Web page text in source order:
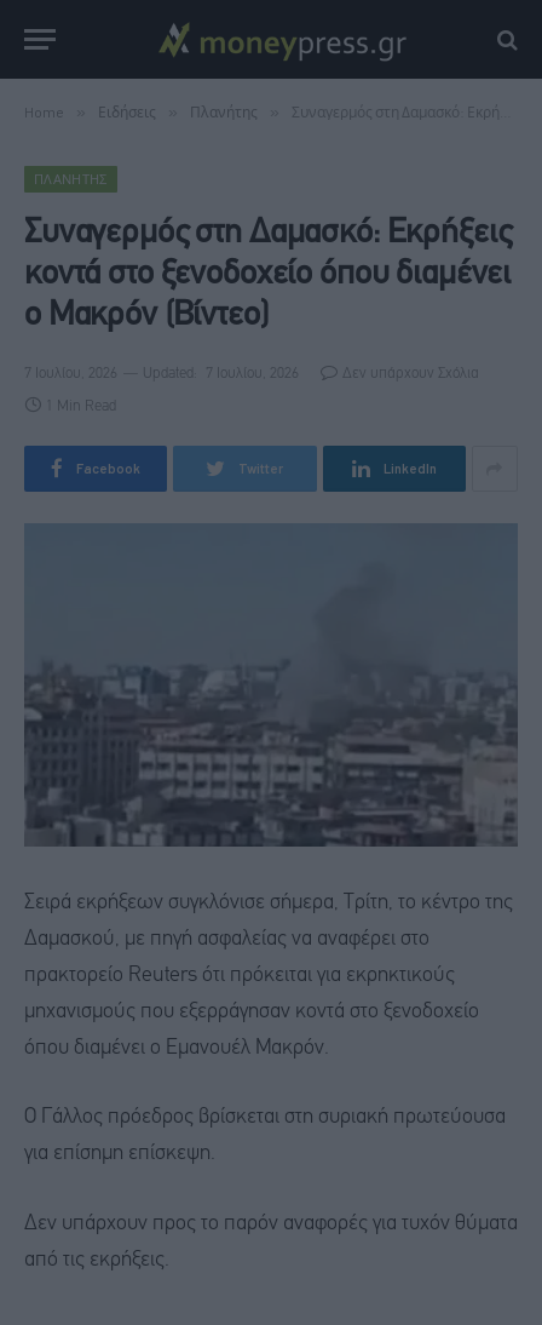
Home Ειδήσεις Πλανήτης Συναγερμός στη Δαμασκό: Εκρήξεις κοντά στο ξενοδοχείο όπου διαμένει ο Μακρόν (Βίντεο)
ΠΛΑΝΉΤΗΣ
Συναγερμός στη Δαμασκό: Εκρήξεις
κοντά στο ξενοδοχείο όπου διαμένει
ο Μακρόν (Βίντεο)
7 Ιουλίου, 2026 Updated: 7 Ιουλίου, 2026 Δεν υπάρχουν Σχόλια
1 Min Read
Facebook Twitter LinkedIn
Σειρά εκρήξεων συγκλόνισε σήμερα, Τρίτη, το κέντρο της
Δαμασκού, με πηγή ασφαλείας να αναφέρει στο
πρακτορείο Reuters ότι πρόκειται για εκρηκτικούς
μηχανισμούς που εξερράγησαν κοντά στο ξενοδοχείο
όπου διαμένει ο Εμανουέλ Μακρόν.
Ο Γάλλος πρόεδρος βρίσκεται στη συριακή πρωτεύουσα
για επίσημη επίσκεψη.
Δεν υπάρχουν προς το παρόν αναφορές για τυχόν θύματα
από τις εκρήξεις.